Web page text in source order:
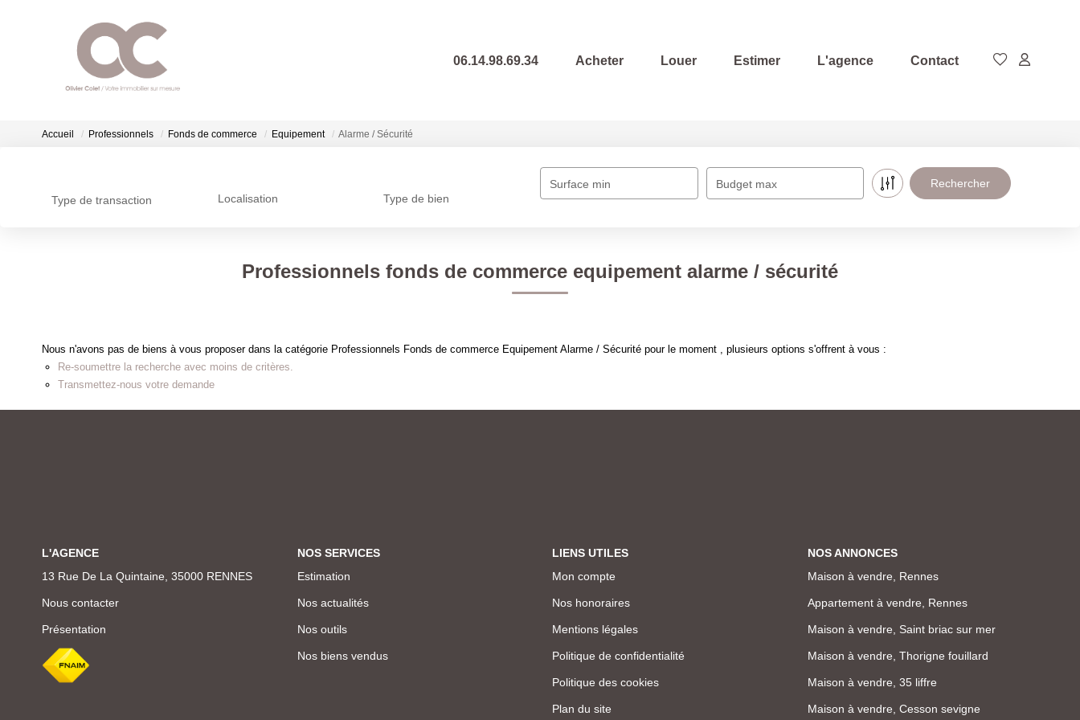
06.14.98.69.34 Acheter Louer Estimer L'agence Contact
Accueil Professionnels Fonds de commerce Equipement Alarme / Sécurité
Type de transaction Localisation Type de bien
Surface min Budget max
Professionnels fonds de commerce equipement alarme / sécurité
Nous n'avons pas de biens à vous proposer dans la catégorie Professionnels Fonds de commerce Equipement Alarme / Sécurité pour le moment , plusieurs options s'offrent à vous :
Re-soumettre la recherche avec moins de critères.
Transmettez-nous votre demande
L'AGENCE
13 Rue De La Quintaine, 35000 RENNES
Nous contacter
Présentation
NOS SERVICES
Estimation
Nos actualités
Nos outils
Nos biens vendus
LIENS UTILES
Mon compte
Nos honoraires
Mentions légales
Politique de confidentialité
Politique des cookies
Plan du site
NOS ANNONCES
Maison à vendre, Rennes
Appartement à vendre, Rennes
Maison à vendre, Saint briac sur mer
Maison à vendre, Thorigne fouillard
Maison à vendre, 35 liffre
Maison à vendre, Cesson sevigne